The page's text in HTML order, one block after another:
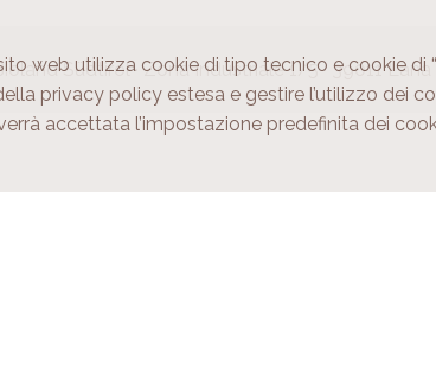
Südtirol · Zona Industriale 1/5 · 39011 Lana
web utilizza cookie di tipo tecnico e cookie di
privacy policy estesa e gestire l’utilizzo dei
accettata l’impostazione predefinita dei